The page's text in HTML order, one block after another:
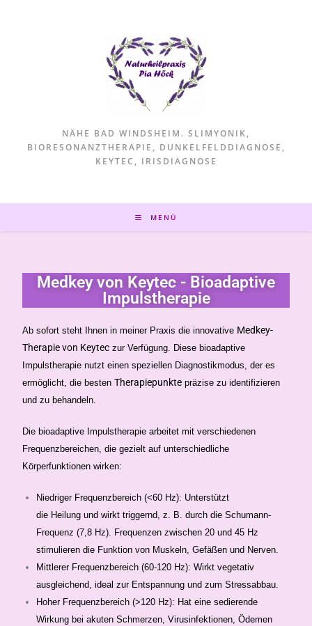
NÄHE BAD WINDSHEIM. SLIMYONIK,
BIORESONANZTHERAPIE, DUNKELFELDDIAGNOSE,
KEYTEC, IRISDIAGNOSE
MENÜ
Medkey von Keytec - Bioadaptive
Impulstherapie
Ab sofort steht Ihnen in meiner Praxis die innovative Medkey-
Therapie von Keytec zur Verfügung. Diese bioadaptive
Impulstherapie nutzt einen speziellen Diagnostikmodus, der es
ermöglicht, die bestenTherapiepunkte präzise zu identifizieren
und zu behandeln.
Die bioadaptive Impulstherapie arbeitet mit verschiedenen
Frequenzbereichen, die gezielt auf unterschiedliche
Körperfunktionen wirken:
Niedriger Frequenzbereich (<60 Hz): Unterstützt
die Heilung und wirkt triggernd, z. B. durch die Schumann-
Frequenz (7,8 Hz). Frequenzen zwischen 20 und 45 Hz
stimulieren die Funktion von Muskeln, Gefäßen und Nerven.
Mittlerer Frequenzbereich (60-120 Hz): Wirkt vegetativ
ausgleichend, ideal zur Entspannung und zum Stressabbau.
Hoher Frequenzbereich (>120 Hz): Hat eine sedierende
Wirkung bei akuten Schmerzen, Virusinfektionen, Ödemen